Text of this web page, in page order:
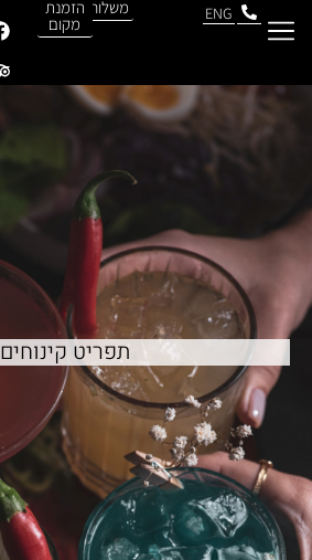
ENG משלוחיםהזמנת
מקום
תפריט קינוחים